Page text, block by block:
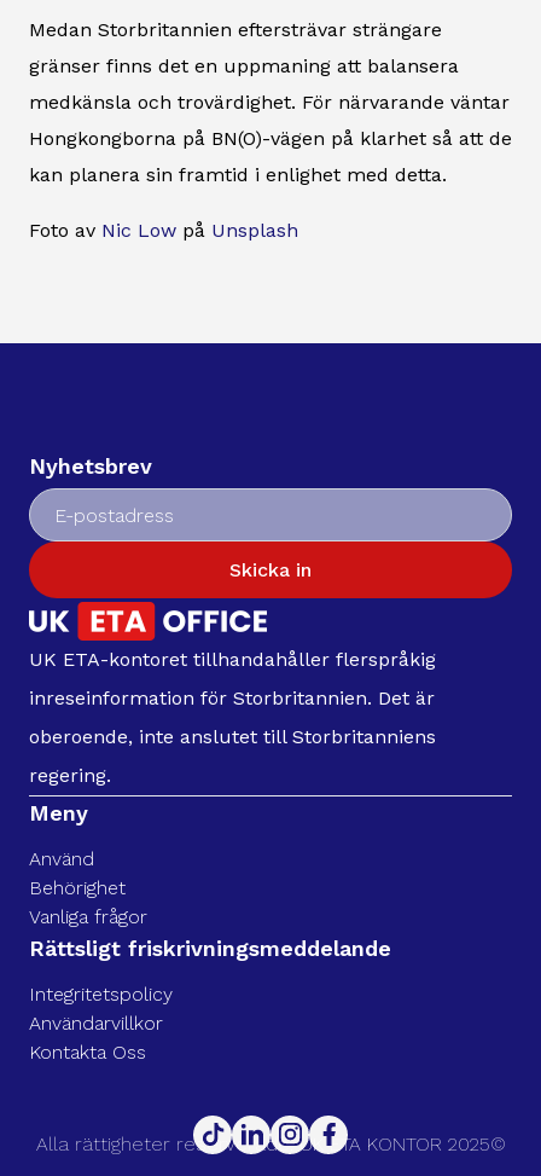
Medan Storbritannien eftersträvar strängare
gränser finns det en uppmaning att balansera
medkänsla och trovärdighet. För närvarande väntar
Hongkongborna på BN(O)-vägen på klarhet så att de
kan planera sin framtid i enlighet med detta.
Foto av Nic Low på Unsplash
Nyhetsbrev
Skicka in
UK ETA-kontoret tillhandahåller flerspråkig
inreseinformation för Storbritannien. Det är
oberoende, inte anslutet till Storbritanniens
regering.
Meny
Använd
Behörighet
Vanliga frågor
Rättsligt friskrivningsmeddelande
Integritetspolicy
Användarvillkor
Kontakta Oss
Alla rättigheter reserverade. UK ETA KONTOR 2025©